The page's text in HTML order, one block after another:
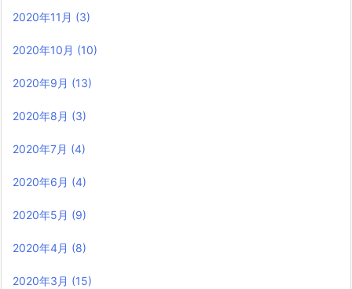
2020年11月 (3)
2020年10月 (10)
2020年9月 (13)
2020年8月 (3)
2020年7月 (4)
2020年6月 (4)
2020年5月 (9)
2020年4月 (8)
2020年3月 (15)